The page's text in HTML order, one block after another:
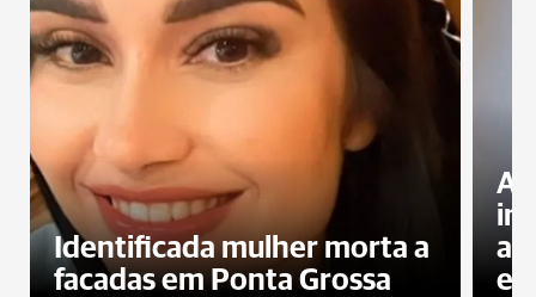
Identificada mulher morta a
facadas em Ponta Grossa